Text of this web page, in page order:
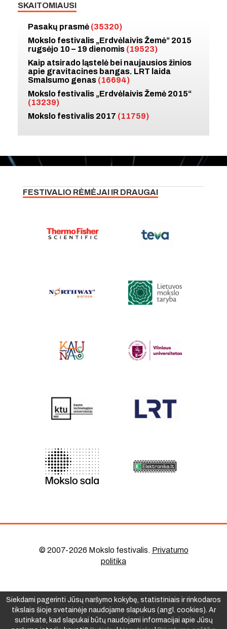
SKAITOMIAUSI
Pasakų prasmė (35320)
Mokslo festivalis „Erdvėlaivis Žemė” 2015
rugsėjo 10 – 19 dienomis (19523)
Kaip atsirado ląstelė bei naujausios žinios
apie gravitacines bangas. LRT laida
Smalsumo genas (16694)
Mokslo festivalis „Erdvėlaivis Žemė 2015“
(13239)
Mokslo festivalis 2017 (11759)
FESTIVALIO RĖMĖJAI IR DRAUGAI
© 2007-2026 Mokslo festivalis. Privatumo
politika
Siekdami pagerinti Jūsų naršymo kokybę, statistiniais ir rinkodaros
tikslais šioje svetainėje naudojame slapukus (angl. cookies). Ar
sutinkate, kad slapukai būtų naudojami informacijai apie Jūsų